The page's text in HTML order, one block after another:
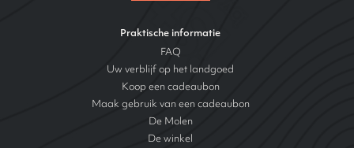
Praktische informatie
FAQ
Uw verblijf op het landgoed
Koop een cadeaubon
Maak gebruik van een cadeaubon
De Molen
De winkel